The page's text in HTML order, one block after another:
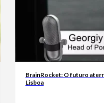
BrainRocket: O futuro
Lisboa